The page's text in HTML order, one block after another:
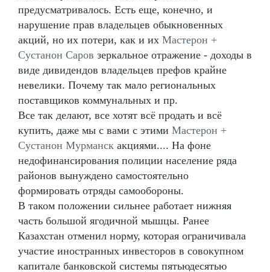
предусматривалось. Есть еще, конечно, и
нарушение прав владельцев обыкновенных
акций, но их потери, как и их Мастерон +
Сустанон Саров зеркальное отражение - доходы в
виде дивидендов владельцев префов крайне
невелики. Почему так мало региональных
поставщиков коммунальных и пр.
Все так делают, все хотят всё продать и всё
купить, даже мы с вами с этими Мастерон +
Сустанон Мурманск акциями.... На фоне
недофинансирования полиции население ряда
районов вынуждено самостоятельно
формировать отряды самообороны.
В таком положении сильнее работает нижняя
часть большой ягодичной мышцы. Ранее
Казахстан отменил норму, которая ограничивала
участие иностранных инвесторов в совокупном
капитале банковской системы пятьюдесятью